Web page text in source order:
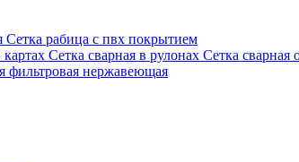
Сетка рабица с пвх покрытием
картах Сетка сварная в рулонах Сетка сварная
фильтровая нержавеющая